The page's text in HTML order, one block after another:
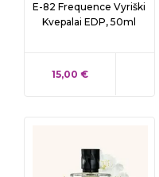
E-82 Frequence Vyriški
Kvepalai EDP, 50ml
KAINA
15,00 €